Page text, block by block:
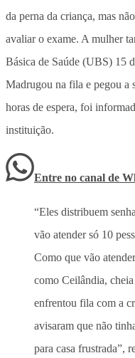
da perna da criança, mas
avaliar o exame. A mulher
Básica de Saúde (UBS) 15
Madrugou na fila e pegou a
horas de espera, foi
instituição.
Entre no canal de
“Eles distribuem
vão atender só 10
Como que vão
como Ceilândia,
enfrentou fila com a
avisaram que não
para casa frustrada”,